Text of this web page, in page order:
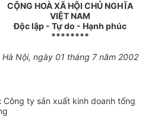
CỘNG HOÀ XÃ HỘI CHỦ NGHĨA
VIỆT NAM
Độc lập - Tự do - Hạnh phúc
********
Hà Nội, ngày 01 tháng 7 năm 2002
Công ty sản xuất kinh doanh tổng